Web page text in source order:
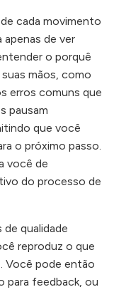
cada movimento
de ver
o porquê
mãos, como
erros comuns que
pausam
que você
o próximo passo.
você de
do processo de
qualidade
reproduz o que
Você pode então
para feedback, ou